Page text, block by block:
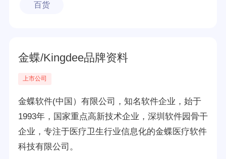
百货
金蝶/Kingdee品牌资料
上市公司
金蝶软件(中国）有限公司，知名软件企业，始于
1993年，国家重点高新技术企业，深圳软件园骨干
企业，专注于医疗卫生行业信息化的金蝶医疗软件
科技有限公司。